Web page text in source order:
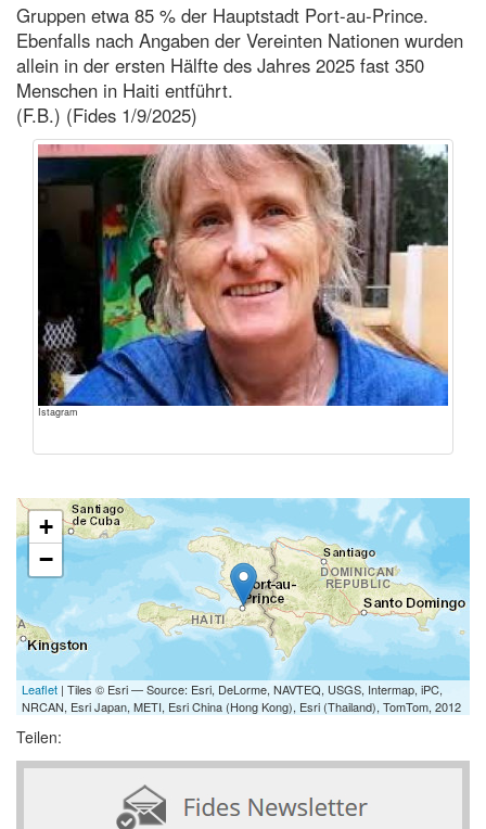
Gruppen etwa 85 % der Hauptstadt Port-au-Prince.
Ebenfalls nach Angaben der Vereinten Nationen wurden
allein in der ersten Hälfte des Jahres 2025 fast 350
Menschen in Haiti entführt.
(F.B.) (Fides 1/9/2025)
Istagram
+
−
Leaflet | Tiles © Esri — Source: Esri, DeLorme, NAVTEQ, USGS, Intermap, iPC,
NRCAN, Esri Japan, METI, Esri China (Hong Kong), Esri (Thailand), TomTom, 2012
Teilen: